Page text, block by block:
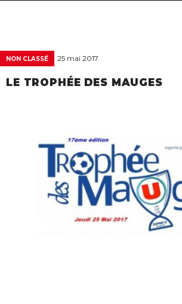
NON CLASSÉ 25 mai 2017
LE TROPHÉE DES MAUGES